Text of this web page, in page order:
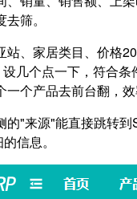
筛。
站、家居类目、价格
几个点一下，符合条
个产品去前台翻，效
的"来源"能直接跳转
信息。